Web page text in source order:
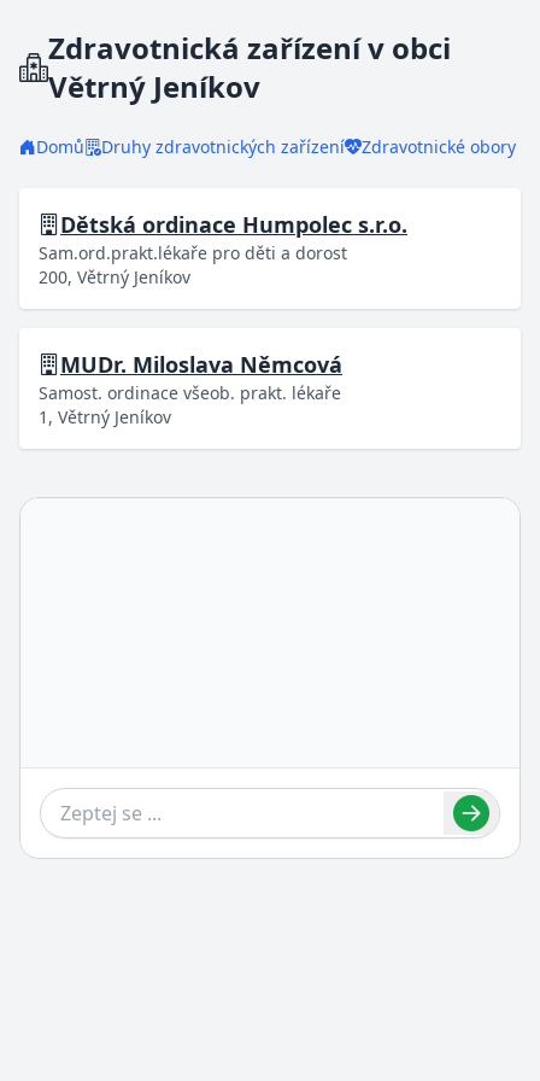
Zdravotnická zařízení v obci
Větrný Jeníkov
Domů Druhy zdravotnických zařízení Zdravotnické obory
Dětská ordinace Humpolec s.r.o.
Sam.ord.prakt.lékaře pro děti a dorost
200, Větrný Jeníkov
MUDr. Miloslava Němcová
Samost. ordinace všeob. prakt. lékaře
1, Větrný Jeníkov